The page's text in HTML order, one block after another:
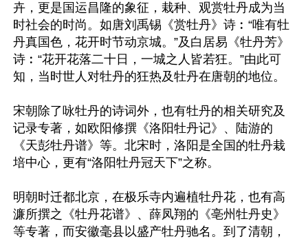
卉，更是国运昌隆的象征，栽种、观赏牡丹成为当
时社会的时尚。如唐刘禹锡《赏牡丹》诗︰“唯有牡
丹真国色，花开时节动京城。”及白居易《牡丹芳》
诗︰“花开花落二十日，一城之人皆若狂。”由此可
知，当时世人对牡丹的狂热及牡丹在唐朝的地位。
宋朝除了咏牡丹的诗词外，也有牡丹的相关研究及
记录专著，如欧阳修撰《洛阳牡丹记》、陆游的
《天彭牡丹谱》等。北宋时，洛阳是全国的牡丹栽
培中心，更有“洛阳牡丹冠天下”之称。
明朝时迁都北京，在极乐寺内遍植牡丹花，也有高
濂所撰之《牡丹花谱》、薛凤翔的《亳州牡丹史》
等专著，而安徽毫县以盛产牡丹驰名。到了清朝，